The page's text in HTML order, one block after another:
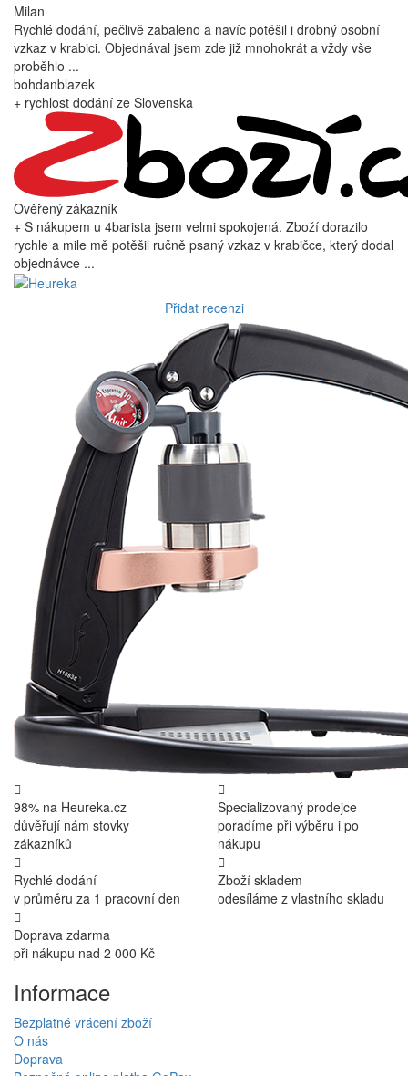
Milan
Rychlé dodání, pečlivě zabaleno a navíc potěšil i drobný osobní
vzkaz v krabici. Objednával jsem zde již mnohokrát a vždy vše
proběhlo ...
bohdanblazek
+ rychlost dodání ze Slovenska
Ověřený zákazník
+ S nákupem u 4barista jsem velmi spokojená. Zboží dorazilo
rychle a mile mě potěšil ručně psaný vzkaz v krabičce, který dodal
objednávce ...
Přidat recenzi
98% na Heureka.cz
důvěřují nám stovky
zákazníků
Specializovaný prodejce
poradíme při výběru i po
nákupu
Rychlé dodání
v průměru za 1 pracovní den
Zboží skladem
odesíláme z vlastního skladu
Doprava zdarma
při nákupu nad 2 000 Kč
Informace
Bezplatné vrácení zboží
O nás
Doprava